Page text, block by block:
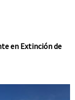
en Extinción de